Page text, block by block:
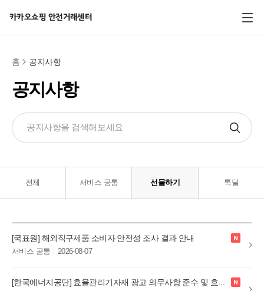
카카오쇼핑 안전거래센터
홈 공지사항
공지사항
전체 서비스 공통 선물하기 톡딜
서비스 공통
[국표원] 해외직구제품 소비자 안전성 조사 결과 안내
2026-08-07
[한국에너지공단] 효율관리기자재 광고 의무사항 준수 및 효율관리제도 안내